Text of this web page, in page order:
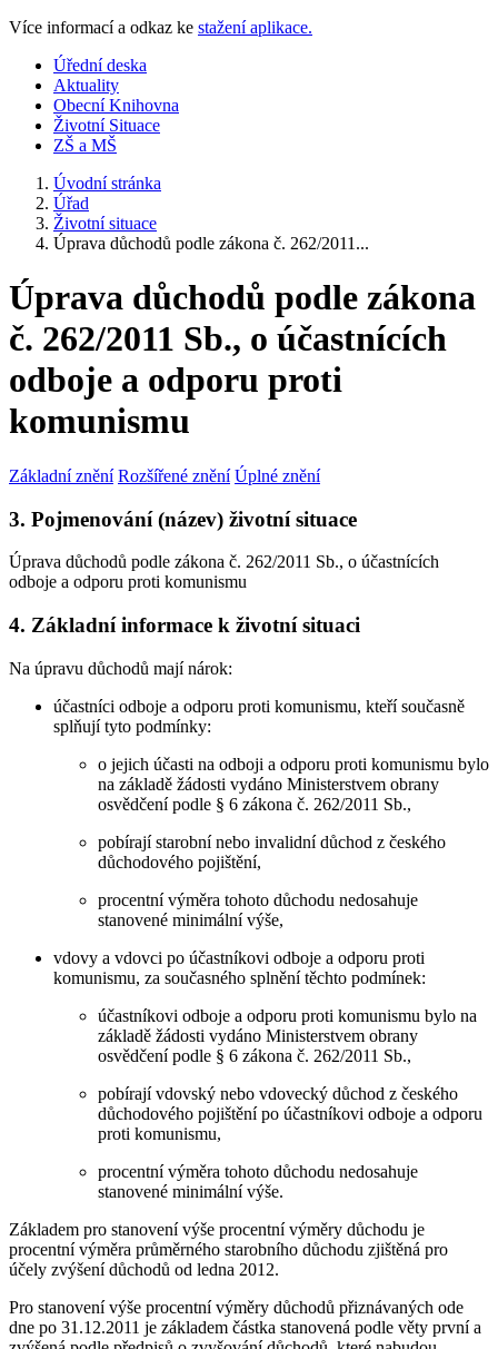
Více informací a odkaz ke stažení aplikace.
Úřední deska
Aktuality
Obecní Knihovna
Životní Situace
ZŠ a MŠ
Úvodní stránka
Úřad
Životní situace
Úprava důchodů podle zákona č. 262/2011...
Úprava důchodů podle zákona
č. 262/2011 Sb., o účastnících
odboje a odporu proti
komunismu
Základní znění Rozšířené znění Úplné znění
3. Pojmenování (název) životní situace
Úprava důchodů podle zákona č. 262/2011 Sb., o účastnících
odboje a odporu proti komunismu
4. Základní informace k životní situaci
Na úpravu důchodů mají nárok:
účastníci odboje a odporu proti komunismu, kteří současně
splňují tyto podmínky:
o jejich účasti na odboji a odporu proti komunismu bylo
na základě žádosti vydáno Ministerstvem obrany
osvědčení podle § 6 zákona č. 262/2011 Sb.,
pobírají starobní nebo invalidní důchod z českého
důchodového pojištění,
procentní výměra tohoto důchodu nedosahuje
stanovené minimální výše,
vdovy a vdovci po účastníkovi odboje a odporu proti
komunismu, za současného splnění těchto podmínek:
účastníkovi odboje a odporu proti komunismu bylo na
základě žádosti vydáno Ministerstvem obrany
osvědčení podle § 6 zákona č. 262/2011 Sb.,
pobírají vdovský nebo vdovecký důchod z českého
důchodového pojištění po účastníkovi odboje a odporu
proti komunismu,
procentní výměra tohoto důchodu nedosahuje
stanovené minimální výše.
Základem pro stanovení výše procentní výměry důchodu je
procentní výměra průměrného starobního důchodu zjištěná pro
účely zvýšení důchodů od ledna 2012.
Pro stanovení výše procentní výměry důchodů přiznávaných ode
dne po 31.12.2011 je základem částka stanovená podle věty první a